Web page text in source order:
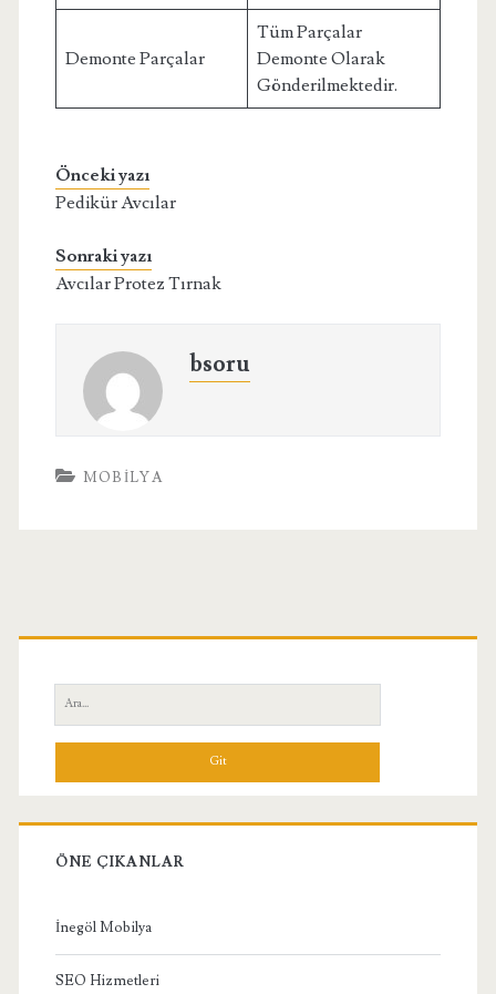
Demonte Parçalar
Tüm Parçalar
Demonte Olarak
Gönderilmektedir.
Önceki yazı
Pedikür Avcılar
Sonraki yazı
Avcılar Protez Tırnak
bsoru
MOBILYA
Birincil
Yan
Menü
Ara:
ÖNE ÇIKANLAR
İnegöl Mobilya
SEO Hizmetleri